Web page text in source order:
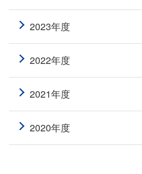
2023年度
2022年度
2021年度
2020年度